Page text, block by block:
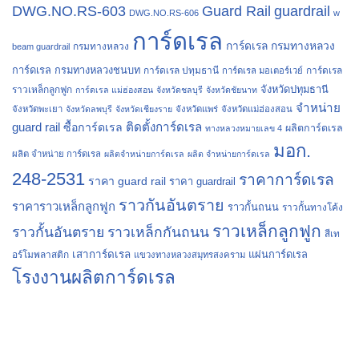
DWG.NO.RS-603 DWG.NO.RS-606 Guard Rail guardrail w
beam guardrail กรมทางหลวง การ์ดเรล การ์ดเรล กรมทางหลวง
การ์ดเรล กรมทางหลวงชนบท การ์ดเรล ปทุมธานี การ์ดเรล มอเตอร์เวย์ การ์ดเรล
ราวเหล็กลูกฟูก การ์ดเรล แม่ฮ่องสอน จังหวัดชลบุรี จังหวัดชัยนาท จังหวัดปทุมธานี
จังหวัดพะเยา จังหวัดลพบุรี จังหวัดเชียงราย จังหวัดแพร่ จังหวัดแม่ฮ่องสอน จำหน่าย
guard rail ซื้อการ์ดเรล ติดตั้งการ์ดเรล ทางหลวงหมายเลข 4 ผลิตการ์ดเรล
ผลิต จำหน่าย การ์ดเรล ผลิตจำหน่ายการ์ดเรล ผลิต จำหน่ายการ์ดเรล มอก.
248-2531 ราคา guard rail ราคา guardrail ราคาการ์ดเรล
ราคาราวเหล็กลูกฟูก ราวกันอันตราย ราวกั้นถนน ราวกั้นทางโค้ง
ราวกั้นอันตราย ราวเหล็กกันถนน ราวเหล็กลูกฟูก สีเท
อร์โมพลาสติก เสาการ์ดเรล แขวงทางหลวงสมุทรสงคราม แผ่นการ์ดเรล
โรงงานผลิตการ์ดเรล